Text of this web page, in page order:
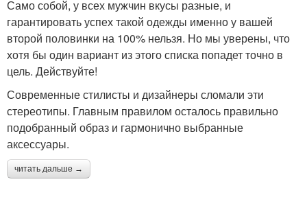
Само собой, у всех мужчин вкусы разные, и
гарантировать успех такой одежды именно у вашей
второй половинки на 100% нельзя. Но мы уверены, что
хотя бы один вариант из этого списка попадет точно в
цель. Действуйте!
Современные стилисты и дизайнеры сломали эти
стереотипы. Главным правилом осталось правильно
подобранный образ и гармонично выбранные
аксессуары.
читать дальше →